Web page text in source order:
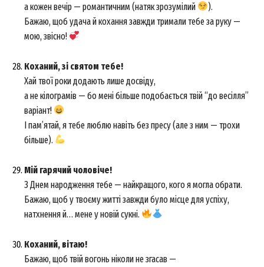
News Week
Magazine PRO
а кожен вечір — романтичним (натяк зрозумілий
).
Бажаю, щоб удача й кохання завжди тримали тебе за руку —
мою, звісно!
Коханий, зі святом тебе!
Хай твої роки додають лише досвіду,
а не кілограмів — бо мені більше подобається твій “до весілля”
варіант!
І пам’ятай, я тебе люблю навіть без пресу (але з ним — трохи
більше).
Мій гарячий чоловіче!
З Днем народження тебе — найкращого, кого я могла обрати.
Бажаю, щоб у твоєму житті завжди було місце для успіху,
натхнення й… мене у новій сукні.
Коханий, вітаю!
Бажаю, щоб твій вогонь ніколи не згасав —